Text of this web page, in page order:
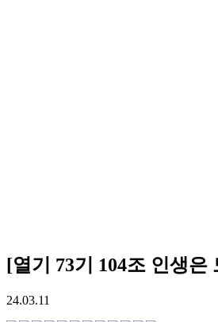
[열기 73기 104조 인생은
24.03.11